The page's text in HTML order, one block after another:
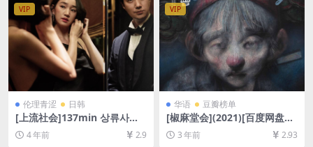
VIP
伦理青涩 日韩
[上流社会]137min 상류사회
(2018)[百度网盘+迅雷云盘资
源1080P超清未删减][MP4/3.
4 年前 2.9
VIP
华语 豆瓣榜单
[椒麻堂会](2021)[百度网盘
+夸克网盘资源1080P超清未
删减][MP4/11GB][中文字幕]
3 年前 2.93